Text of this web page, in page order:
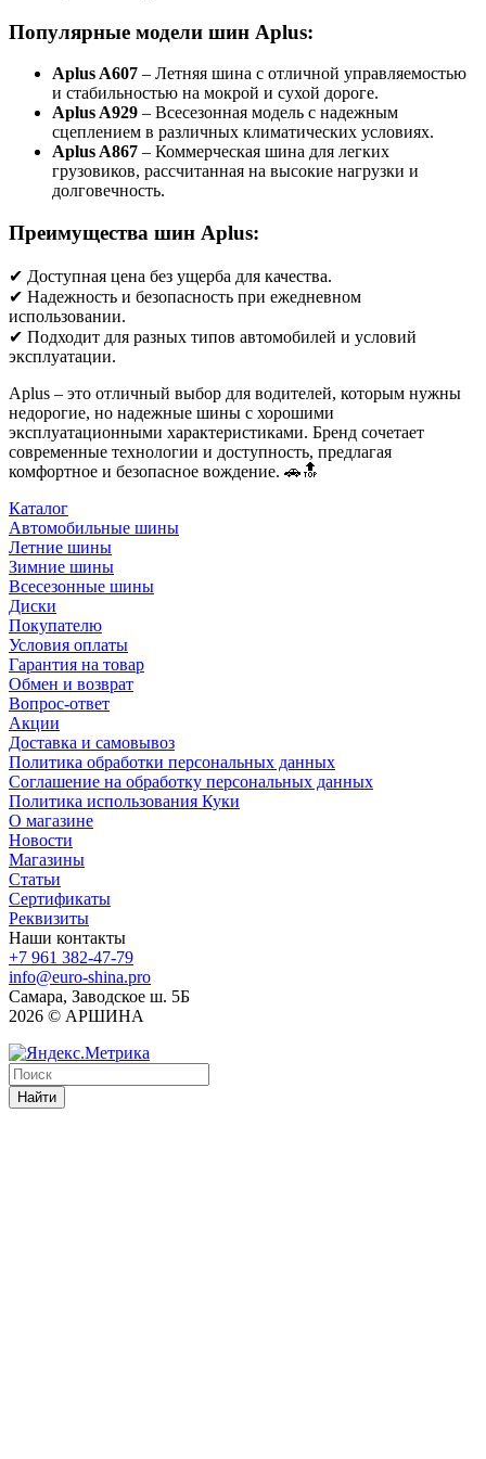
Популярные модели шин Aplus:
Aplus A607 – Летняя шина с отличной управляемостью
и стабильностью на мокрой и сухой дороге.
Aplus A929 – Всесезонная модель с надежным
сцеплением в различных климатических условиях.
Aplus A867 – Коммерческая шина для легких
грузовиков, рассчитанная на высокие нагрузки и
долговечность.
Преимущества шин Aplus:
✔ Доступная цена без ущерба для качества.
✔ Надежность и безопасность при ежедневном
использовании.
✔ Подходит для разных типов автомобилей и условий
эксплуатации.
Aplus – это отличный выбор для водителей, которым нужны
недорогие, но надежные шины с хорошими
эксплуатационными характеристиками. Бренд сочетает
современные технологии и доступность, предлагая
комфортное и безопасное вождение. 🚗🔝
Каталог
Автомобильные шины
Летние шины
Зимние шины
Всесезонные шины
Диски
Покупателю
Условия оплаты
Гарантия на товар
Обмен и возврат
Вопрос-ответ
Акции
Доставка и самовывоз
Политика обработки персональных данных
Соглашение на обработку персональных данных
Политика использования Куки
О магазине
Новости
Магазины
Статьи
Сертификаты
Реквизиты
Наши контакты
+7 961 382-47-79
info@euro-shina.pro
Самара, Заводское ш. 5Б
2026 © АРШИНА
Найти